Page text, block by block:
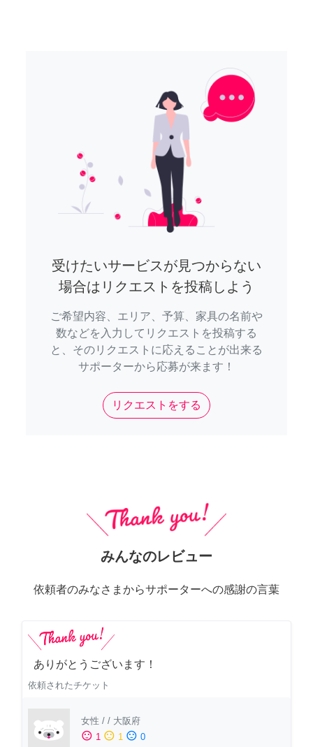
受けたいサービスが見つからない
場合はリクエストを投稿しよう
ご希望内容、エリア、予算、家具の名前や
数などを入力してリクエストを投稿する
と、そのリクエストに応えることが出来る
サポーターから応募が来ます！
リクエストをする
みんなのレビュー
依頼者のみなさまからサポーターへの感謝の言葉
ありがとうございます！
依頼されたチケット
女性 / / 大阪府
sentiment_satisfied 1 sentiment_neutral 1 sentiment_dissatisfied 0